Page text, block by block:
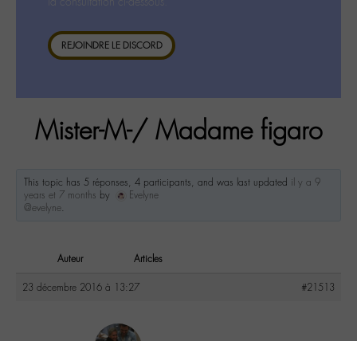
REJOINDRE LE DISCORD
Mister-M-/ Madame figaro
This topic has 5 réponses, 4 participants, and was last updated il y a 9
years et 7 months by
Evelyne
@evelyne.
Auteur Articles
23 décembre 2016 à 13:27 #21513